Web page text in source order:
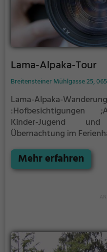
Anlage zu erhöhen.
Lama-Alpaka-Tour
Breitensteiner Mühlgasse 25,
Lama-Alpaka-
:Hofbesichtigungen
Kinder-Jugend und
Übernachtung im
Mehr erfahren